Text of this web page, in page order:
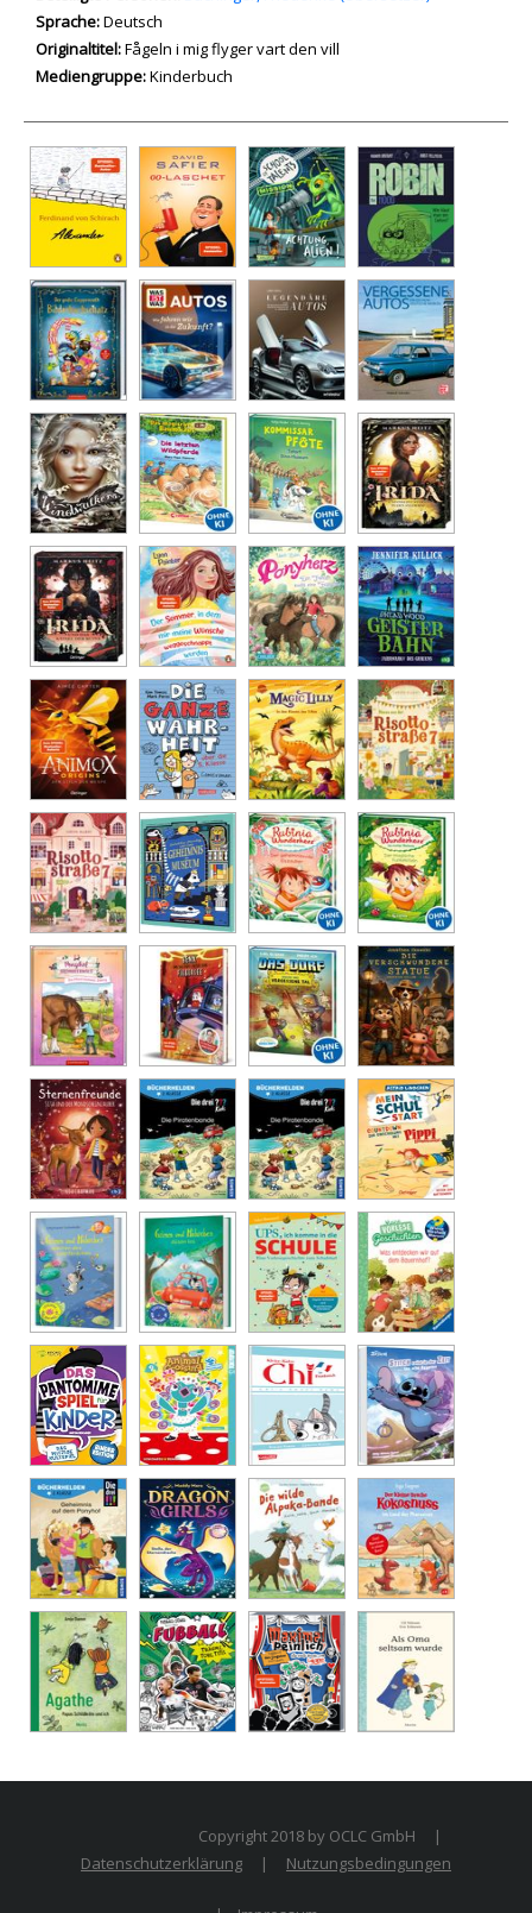
Sprache:Deutsch
Originaltitel:Fågeln i mig flyger vart den vill
Mediengruppe:Kinderbuch
Copyright 2018 by OCLC GmbH
|
Datenschutzerklärung
| Nutzungsbedingungen